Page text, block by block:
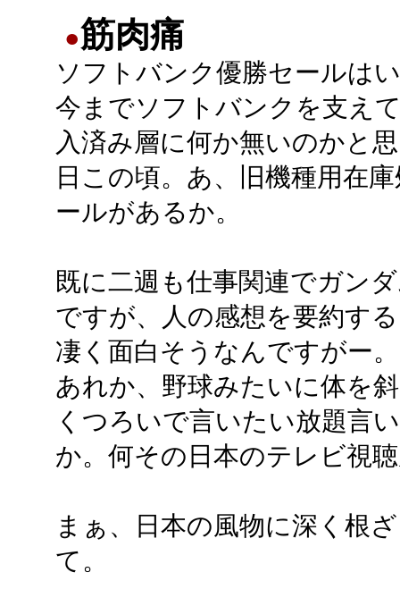
●筋肉痛
ソフトバンク優勝セールは
今までソフトバンクを支え
入済み層に何か無いのかと
日この頃。あ、旧機種用在
ールがあるか。
既に二週も仕事関連でガン
ですが、人の感想を要約す
凄く面白そうなんですがー。
あれか、野球みたいに体を
くつろいで言いたい放題言
か。何その日本のテレビ視
まぁ、日本の風物に深く根
て。